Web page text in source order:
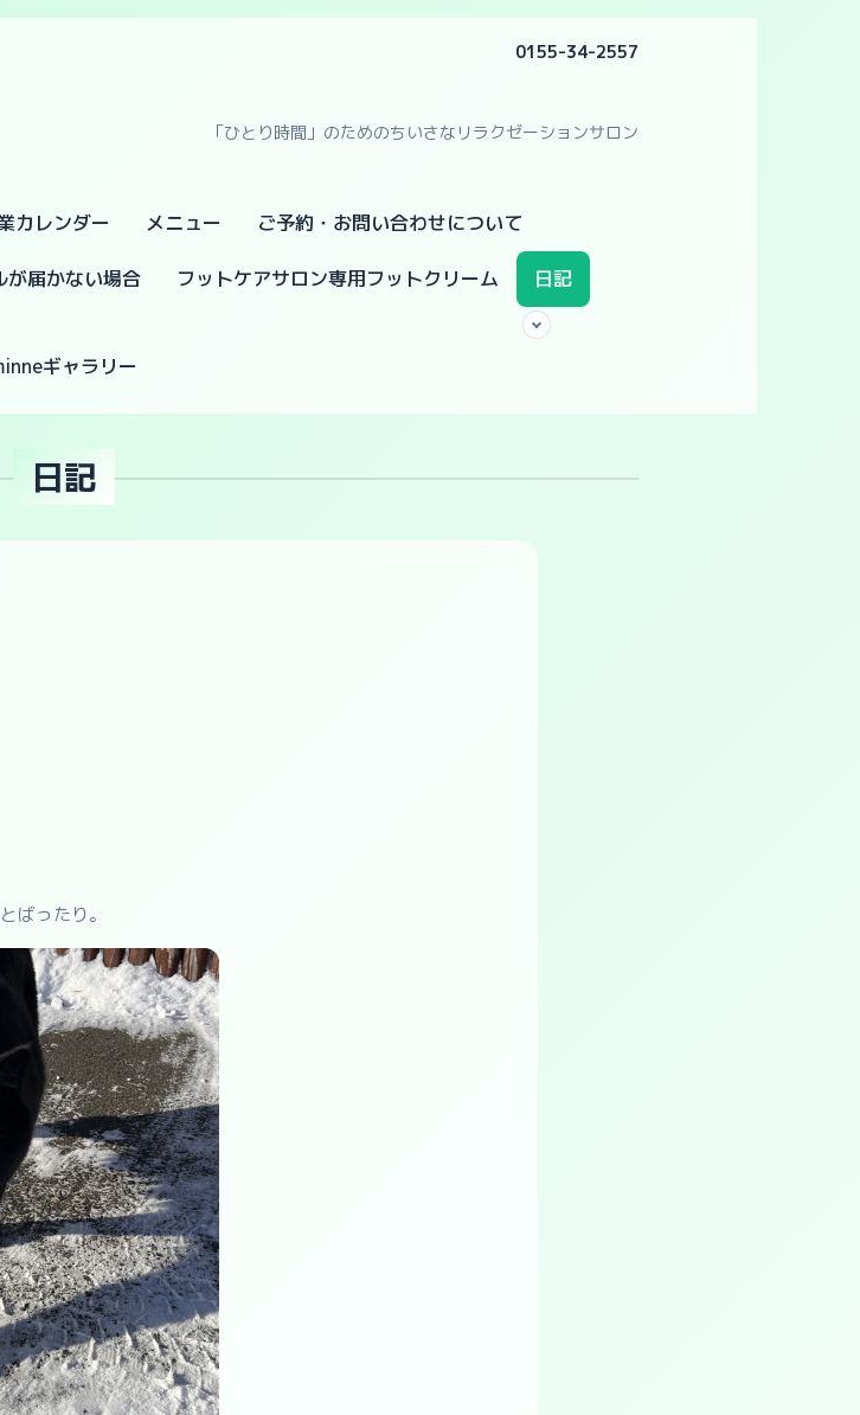
0155-34-2557
「ひとり時間」のためのちいさなリラクゼーションサロン
カレンダー メニュー ご予約・お問い合わせについて
が届かない場合 フットケアサロン専用フットクリーム 日記
ギャラリー
日記
ばったり。